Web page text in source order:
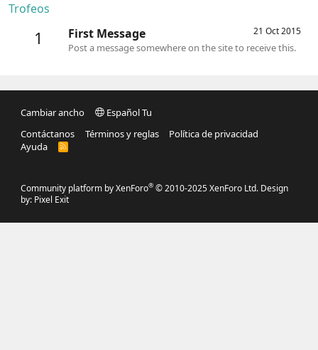
Trofeos
1 21 Oct 2015
First Message
Post a message somewhere on the site to receive this.
Cambiar ancho
Español Tu
Contáctanos
Términos y reglas
Política de privacidad
Ayuda
R
S
Community platform by XenForo® © 2010-2025 XenForo Ltd. Design
by: Pixel Exit